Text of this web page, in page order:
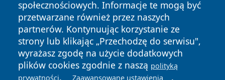
społecznościowych. Informacje te mogą być
przetwarzane również przez naszych
partnerów. Kontynuując korzystanie ze
strony lub klikając „Przechodzę do serwisu",
wyrażasz zgodę na użycie dodatkowych
plików cookies zgodnie z naszą polityką
prywatności. Zaawansowane ustawienia .
News Autorzy
Polityka
Prywatności
Polityka
Cookies